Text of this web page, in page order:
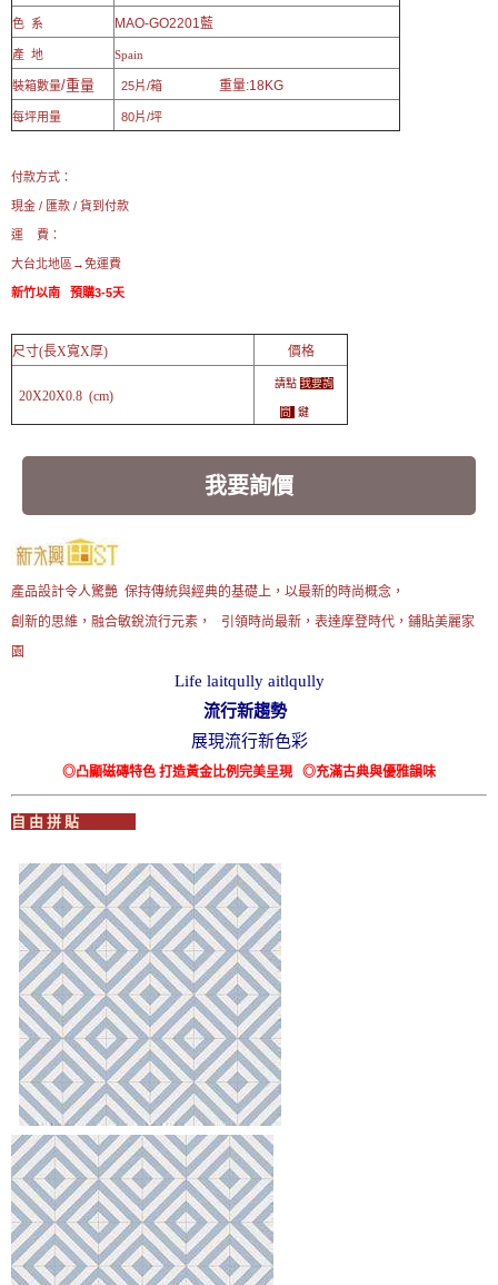
色 系 MAO-GO2201藍
產 地 Spain
裝箱數量/重量 25片/箱 重量:18KG
每坪用量 80片/坪
付款方式：
現金 / 匯款 / 貨到付款
運 費：
大台北地區→免運費
新竹以南 預購3-5天
尺寸(長X寬X厚) 價格
20X20X0.8 (cm)
請點 我要詢
問 鍵
我要詢價
產品設計令人驚艷 保持傳統與經典的基礎上，以最新的時尚概念，
創新的思維，融合敏銳流行元素， 引領時尚最新，表達摩登時代，鋪貼美麗家
園
Life laitqully aitlqully
流行新趨勢
展現流行新色彩
◎凸顯磁磚特色 打造黃金比例完美呈現 ◎充滿古典與優雅韻味
自 由 拼 貼